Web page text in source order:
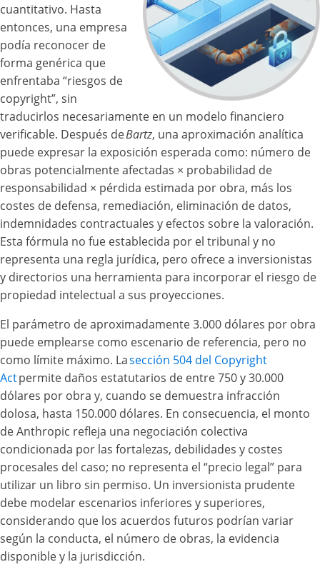
cuantitativo. Hasta
entonces, una empresa
podía reconocer de
forma genérica que
enfrentaba “riesgos de
copyright”, sin
traducirlos necesariamente en un modelo financiero
verificable. Después deBartz, una aproximación analítica
puede expresar la exposición esperada como: número de
obras potencialmente afectadas × probabilidad de
responsabilidad × pérdida estimada por obra, más los
costes de defensa, remediación, eliminación de datos,
indemnidades contractuales y efectos sobre la valoración.
Esta fórmula no fue establecida por el tribunal y no
representa una regla jurídica, pero ofrece a inversionistas
y directorios una herramienta para incorporar el riesgo de
propiedad intelectual a sus proyecciones.
El parámetro de aproximadamente 3.000 dólares por obra
puede emplearse como escenario de referencia, pero no
como límite máximo. Lasección 504 del Copyright
Actpermite daños estatutarios de entre 750 y 30.000
dólares por obra y, cuando se demuestra infracción
dolosa, hasta 150.000 dólares. En consecuencia, el monto
de Anthropic refleja una negociación colectiva
condicionada por las fortalezas, debilidades y costes
procesales del caso; no representa el “precio legal” para
utilizar un libro sin permiso. Un inversionista prudente
debe modelar escenarios inferiores y superiores,
considerando que los acuerdos futuros podrían variar
según la conducta, el número de obras, la evidencia
disponible y la jurisdicción.